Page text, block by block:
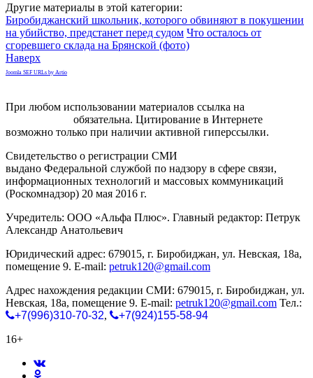
Другие материалы в этой категории:
Биробиджанский школьник, которого обвиняют в покушении
на убийство, предстанет перед судом Что осталось от
сгоревшего склада на Брянской (фото)
Наверх
Joomla SEF URLs by Artio
При любом использовании материалов ссылка на
обязательна. Цитирование в Интернете
возможно только при наличии активной гиперссылки.
Свидетельство о регистрации СМИ
выдано Федеральной службой по надзору в сфере связи,
информационных технологий и массовых коммуникаций
(Роскомнадзор) 20 мая 2016 г.
Учредитель: ООО «Альфа Плюс». Главный редактор: Петрук
Александр Анатольевич
Юридический адрес: 679015, г. Биробиджан, ул. Невская, 18а,
помещение 9. E-mail: petruk120@gmail.com
Адрес нахождения редакции СМИ: 679015, г. Биробиджан, ул.
Невская, 18а, помещение 9. E-mail: petruk120@gmail.com Тел.:
+7(996)310-70-32,
+7(924)155-58-94
16+